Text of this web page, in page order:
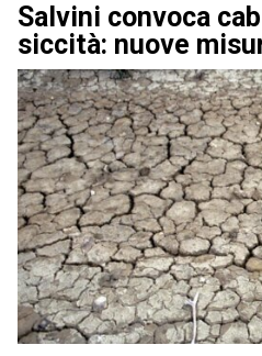
Salvini convoca
siccità: nuove